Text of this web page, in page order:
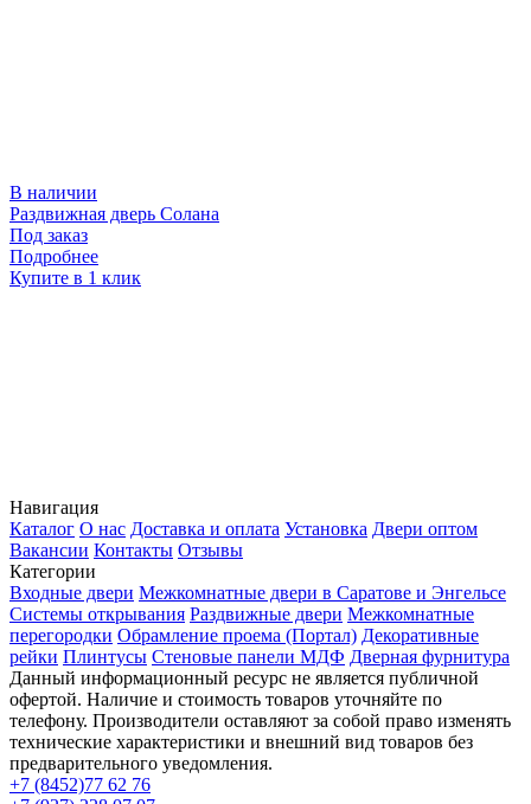
В наличии
Раздвижная дверь Солана
Под заказ
Подробнее
Купите в 1 клик
Навигация
Каталог О нас Доставка и оплата Установка Двери оптом
Вакансии Контакты Отзывы
Категории
Входные двери Межкомнатные двери в Саратове и Энгельсе
Системы открывания Раздвижные двери Межкомнатные
перегородки Обрамление проема (Портал) Декоративные
рейки Плинтусы Стеновые панели МДФ Дверная фурнитура
Данный информационный ресурс не является публичной
офертой. Наличие и стоимость товаров уточняйте по
телефону. Производители оставляют за собой право изменять
технические характеристики и внешний вид товаров без
предварительного уведомления.
+7 (8452)77 62 76